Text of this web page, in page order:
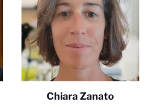
Chiara Zanato